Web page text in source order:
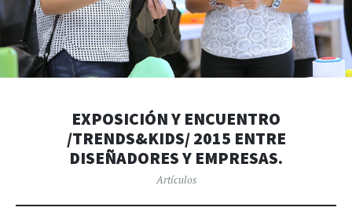
EXPOSICIÓN Y ENCUENTRO
/TRENDS&KIDS/ 2015 ENTRE
DISEÑADORES Y EMPRESAS.
Artículos